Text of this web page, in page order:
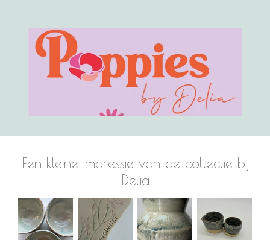
Een kleine impressie van de collectie bij
Delia